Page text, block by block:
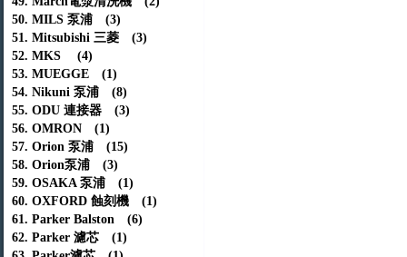
50. MILS 泵浦 (3)
51. Mitsubishi 三菱 (3)
52. MKS (4)
53. MUEGGE (1)
54. Nikuni 泵浦 (8)
55. ODU 連接器 (3)
56. OMRON (1)
57. Orion 泵浦 (15)
58. Orion泵浦 (3)
59. OSAKA 泵浦 (1)
60. OXFORD 蝕刻機 (1)
61. Parker Balston (6)
62. Parker 濾芯 (1)